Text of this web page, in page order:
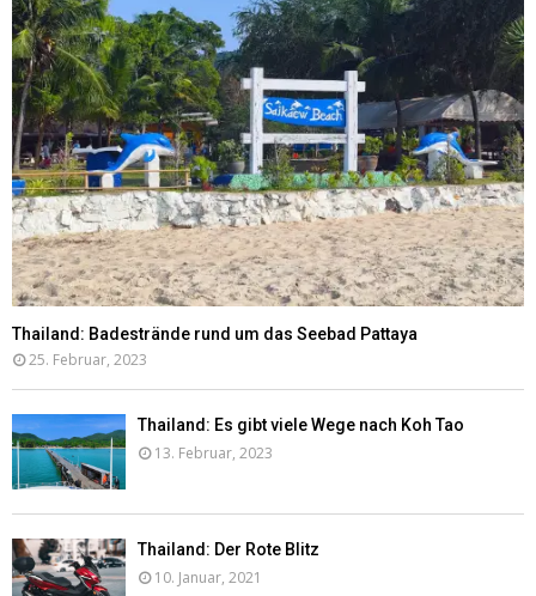
Thailand: Badestrände rund um das Seebad Pattaya
25. Februar, 2023
Thailand: Es gibt viele Wege nach Koh Tao
13. Februar, 2023
Thailand: Der Rote Blitz
10. Januar, 2021